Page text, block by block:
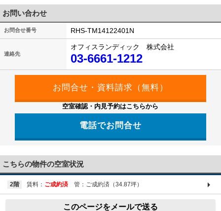
お問い合わせ
お問合せ番号 RHS-TM14122401N
連絡先
オフィスランディック 株式会社
03-6661-1212
空室確認・内見予約はこちらから
電話でお問合せ
こちらの物件の空室状況
2階 賃料： ご成約済 管：ご成約済（34.87坪）
このページをメールで送る